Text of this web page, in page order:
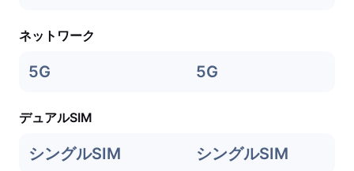
ネットワーク
5G 5G
デュアルSIM
シングルSIM シングルSIM